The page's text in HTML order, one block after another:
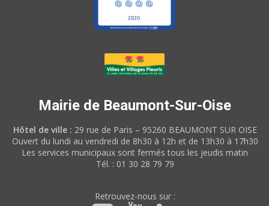
Mairie de Beaumont-Sur-Oise
Hôtel de ville : 29 rue de Paris – 95260 BEAUMONT SUR OISE
Ouvert du lundi au vendredi de 8h30 à 12h et de 13h30 à 17h30
Les services municipaux sont fermés tous les jeudis matin
Tél. : 01 30 28 79 79
Retrouvez-nous sur :